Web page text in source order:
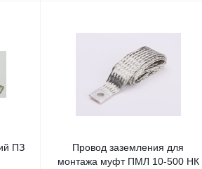
ПЗ
Провод заземления для
монтажа муфт ПМЛ 10-500 НК